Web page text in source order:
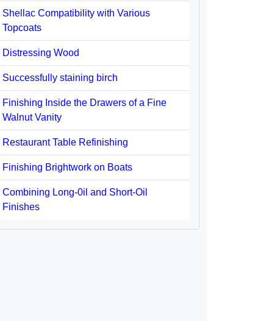
Shellac Compatibility with Various
Topcoats
Distressing Wood
Successfully staining birch
Finishing Inside the Drawers of a Fine
Walnut Vanity
Restaurant Table Refinishing
Finishing Brightwork on Boats
Combining Long-0il and Short-Oil
Finishes